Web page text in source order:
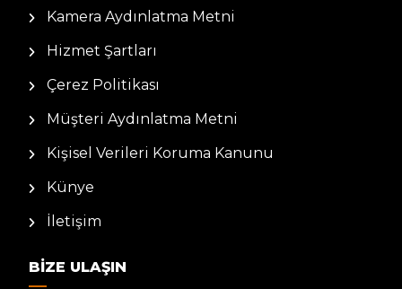
Kamera Aydınlatma Metni
Hizmet Şartları
Çerez Politikası
Müşteri Aydınlatma Metni
Kişisel Verileri Koruma Kanunu
Künye
İletişim
BIZE ULAŞIN